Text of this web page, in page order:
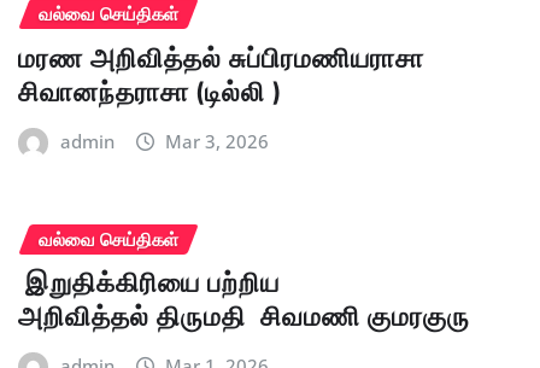
வல்வை செய்திகள்
மரண அறிவித்தல் சுப்பிரமணியராசா
சிவானந்தராசா (டில்லி )
admin Mar 3, 2026
வல்வை செய்திகள்
இறுதிக்கிரியை பற்றிய
அறிவித்தல் திருமதி சிவமணி குமரகுரு